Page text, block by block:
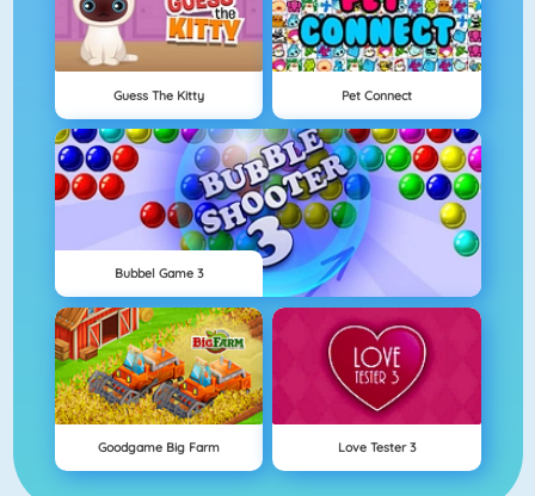
Guess The Kitty Pet Connect
Bubbel Game 3
Goodgame Big Farm Love Tester 3